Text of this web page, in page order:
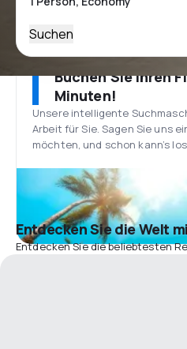
Suchen
Buchen Sie Ihren
Minuten!
Unsere intelligente
Arbeit für Sie. Sagen Sie uns
möchten, und schon kann’s
Entdecken Sie die Welt
Entdecken Sie die beliebtesten